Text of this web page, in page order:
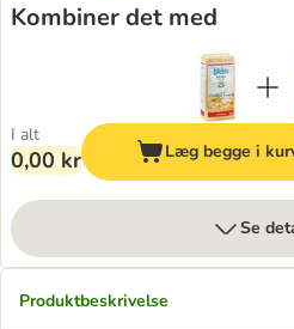
Kombiner det med
I alt
0,00 kr Læg begge i
Se
Produktbeskrivelse